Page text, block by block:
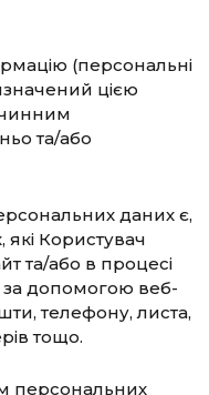
(персональні
цією
чинним
та/або
даних є,
Користувач
та/або в процесі
за допомогою веб-
телефону, листа,
тощо.
персональних